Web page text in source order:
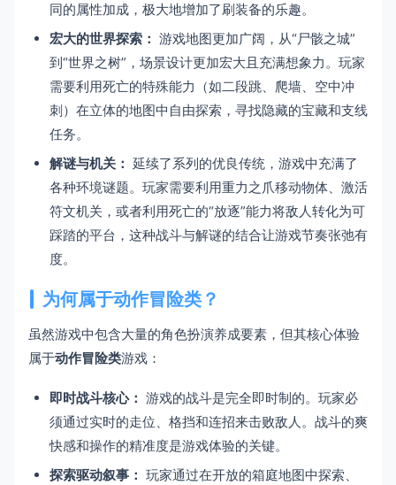
同的属性加成，极大地增加了刷装备的乐趣。
宏大的世界探索： 游戏地图更加广阔，从“尸骸之城”
到“世界之树”，场景设计更加宏大且充满想象力。玩家
需要利用死亡的特殊能力（如二段跳、爬墙、空中冲
刺）在立体的地图中自由探索，寻找隐藏的宝藏和支线
任务。
解谜与机关： 延续了系列的优良传统，游戏中充满了
各种环境谜题。玩家需要利用重力之爪移动物体、激活
符文机关，或者利用死亡的“放逐”能力将敌人转化为可
踩踏的平台，这种战斗与解谜的结合让游戏节奏张弛有
度。
为何属于动作冒险类？
虽然游戏中包含大量的角色扮演养成要素，但其核心体验
属于动作冒险类游戏：
即时战斗核心： 游戏的战斗是完全即时制的。玩家必
须通过实时的走位、格挡和连招来击败敌人。战斗的爽
快感和操作的精准度是游戏体验的关键。
探索驱动叙事： 玩家通过在开放的箱庭地图中探索、